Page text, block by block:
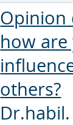
Opinion
how
others?